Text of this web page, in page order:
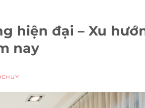
hiện đại – Xu
nay